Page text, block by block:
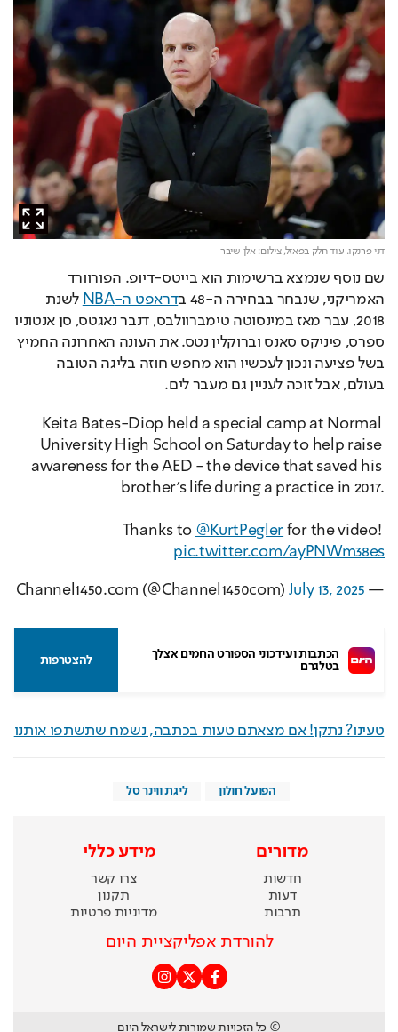
דני פרנקו. עוד חלק בפאזל,צילום: אלן שיבר
האמריקני, שנבחר בבחירה ה-48 ב
דראפט ה-NBA
ספרס, פיניקס סאנס וברוקלין נטס. את העונה האחרונה החמיץ
בעולם, אבל זוכה לעניין גם מעבר לים.
Keita Bates-Diop held a special camp at Normal
University High School on Saturday to help raise
awareness for the AED - the device that saved his
brother's life during a practice in 2017.
Thanks to @KurtPegler
pic.twitter.com/ayPNWm38es
— Channel1450.com (@Channel1450com)
July 13, 2025
בטלגרם
להצטרפות
טעינו? נתקן! אם מצאתם טעות בכתבה, נשמח שתשתפו אותנו
הפועל חולון ליגת ווינר סל
מדורים
חדשות
דעות
תרבות
מידע כללי
צרו קשר
תקנון
מדיניות פרטיות
להורדת אפליקציית היום
© כל הזכויות שמורות לישראל היום